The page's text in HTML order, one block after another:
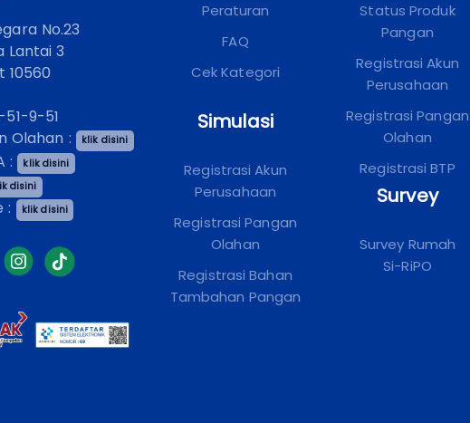
No.23
Lantai 3
10560
51-9-51
Olahan :
klik disini
: klik disini
disini
: klik disini
Peraturan
FAQ
Cek Kategori
Simulasi
Registrasi Akun
Perusahaan
Registrasi Pangan
Olahan
Registrasi Bahan
Tambahan Pangan
Status Produk
Pangan
Registrasi Akun
Perusahaan
Registrasi Pangan
Olahan
Registrasi BTP
Survey
Survey Rumah
Si-RiPO